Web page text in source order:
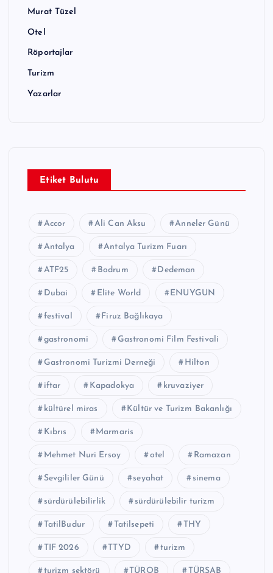
Murat Tüzel
Otel
Röportajlar
Turizm
Yazarlar
Etiket Bulutu
Accor Ali Can Aksu Anneler Günü
Antalya Antalya Turizm Fuarı
ATF25 Bodrum Dedeman
Dubai Elite World ENUYGUN
festival Firuz Bağlıkaya
gastronomi Gastronomi Film Festivali
Gastronomi Turizmi Derneği Hilton
iftar Kapadokya kruvaziyer
kültürel miras Kültür ve Turizm Bakanlığı
Kıbrıs Marmaris
Mehmet Nuri Ersoy otel Ramazan
Sevgililer Günü seyahat sinema
sürdürülebilirlik sürdürülebilir turizm
TatilBudur Tatilsepeti THY
TIF 2026 TTYD turizm
turizm sektörü TÜROB TÜRSAB